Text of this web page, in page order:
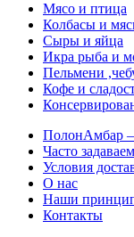
Мясо и птица
Колбасы и
Сыры и яйца
Икра рыба и
Пельмени
Кофе и
ПолонАмбар —
Часто
Условия
О нас
Наши
Контакты